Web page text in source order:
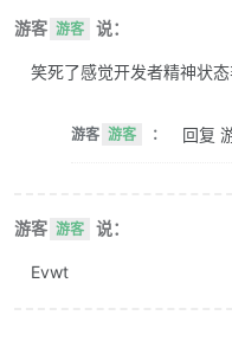
游客 游客 说：
笑死了感觉开发者精神状
游客 游客 ： 回复
游客 游客 说：
Evwt